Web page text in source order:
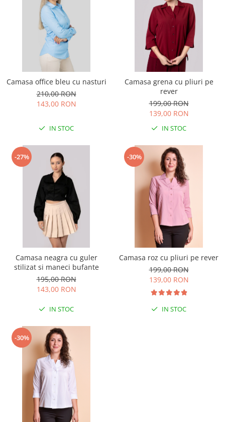
Camasa office bleu cu nasturi
210,00 RON
143,00 RON
IN STOC
Camasa grena cu pliuri pe
rever
199,00 RON
139,00 RON
IN STOC
-27%
Camasa neagra cu guler
stilizat si maneci bufante
195,00 RON
143,00 RON
IN STOC
-30%
Camasa roz cu pliuri pe rever
199,00 RON
139,00 RON
IN STOC
-30%